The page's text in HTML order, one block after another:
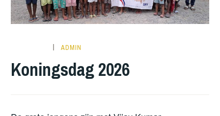
ADMIN
Koningsdag 2026